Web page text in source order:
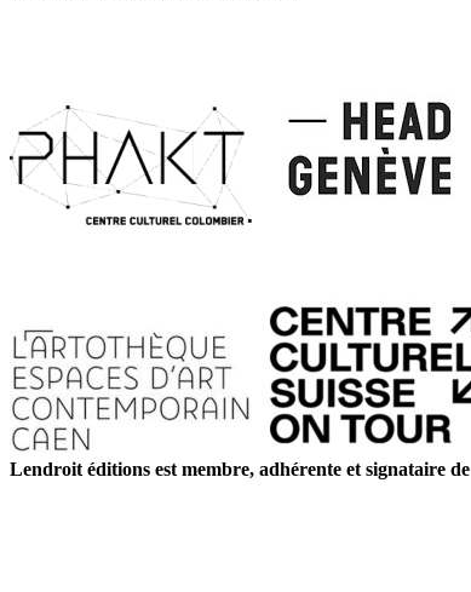
Lendroit éditions est membre, adhérente et signataire de